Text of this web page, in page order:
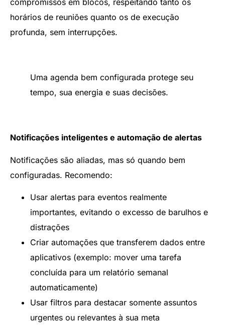
horários de reuniões quanto os de execução
profunda, sem interrupções.
Uma agenda bem configurada protege seu
tempo, sua energia e suas decisões.
Notificações inteligentes e automação de alertas
Notificações são aliadas, mas só quando bem
configuradas. Recomendo:
Usar alertas para eventos realmente
importantes, evitando o excesso de barulhos e
distrações
Criar automações que transferem dados entre
aplicativos (exemplo: mover uma tarefa
concluída para um relatório semanal
automaticamente)
Usar filtros para destacar somente assuntos
urgentes ou relevantes à sua meta